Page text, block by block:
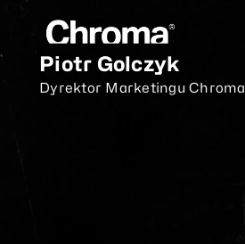
Piotr Golczyk
Dyrektor Marketingu Chroma